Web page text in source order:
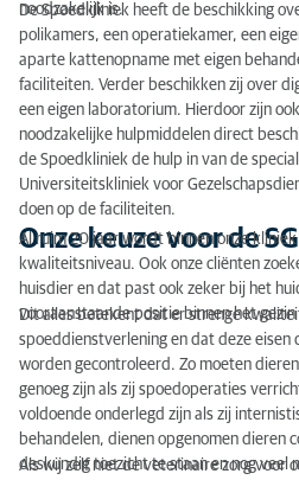
noodzakelijk is.
De Spoedkliniek heeft de beschikking
polikamers, een operatiekamer, een
aparte kattenopname met eigen
faciliteiten. Verder beschikken zij over
een eigen laboratorium. Hierdoor zijn
noodzakelijke hulpmiddelen direct
de Spoedkliniek de hulp in van de
Universiteitskliniek voor
doen op de faciliteiten.
Onze keuze voor de
Al ruim 20 jaar wordt binnen onze
kwaliteitsniveau. Ook onze cliënten
huisdier en dat past ook zeker bij het
vooraanstaande positie binnen het
Dit alles betekent dat er strenge
spoeddienstverlening en dat deze eisen
worden gecontroleerd. Zo moeten
genoeg zijn als zij spoedoperaties
voldoende onderlegd zijn als zij
behandelen, dienen opgenomen dieren
deskundig toezicht te staan en nog veel
Als wij zelf niet de veterinaire zorg voor